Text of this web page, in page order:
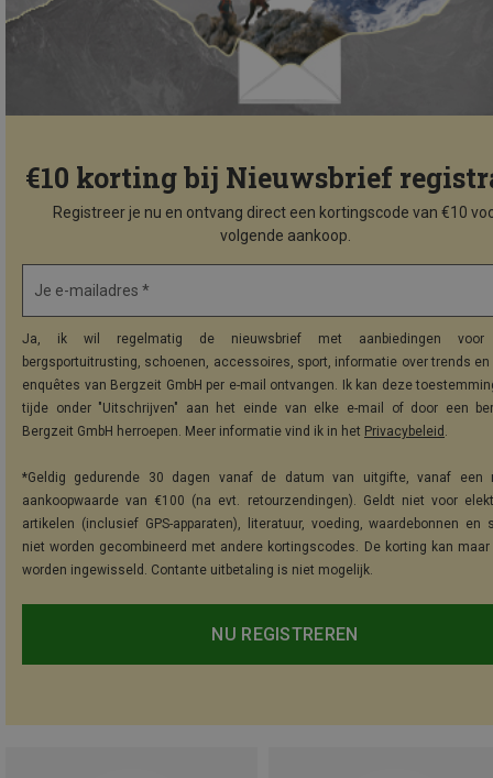
€10 korting bij Nieuwsbrief
Registreer je nu en ontvang direct een kortingscode van €10
volgende aankoop.
Je e-mailadres *
Ja, ik wil regelmatig de nieuwsbrief met aanbiedingen voor
bergsportuitrusting, schoenen, accessoires, sport, informatie over trends
enquêtes van Bergzeit GmbH per e-mail ontvangen. Ik kan deze
tijde onder "Uitschrijven" aan het einde van elke e-mail of door een
Bergzeit GmbH herroepen. Meer informatie vind ik in het Privacybeleid .
*Geldig gedurende 30 dagen vanaf de datum van uitgifte, vanaf een
aankoopwaarde van €100 (na evt. retourzendingen). Geldt niet voor
artikelen (inclusief GPS-apparaten), literatuur, voeding, waardebonnen en
niet worden gecombineerd met andere kortingscodes. De korting kan maar
worden ingewisseld. Contante uitbetaling is niet mogelijk.
NU REGISTREREN